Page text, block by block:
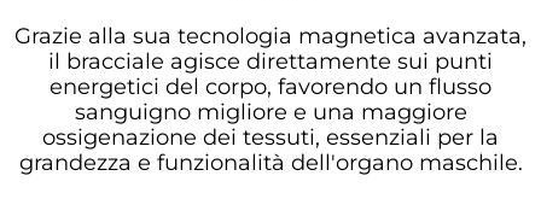
Grazie alla sua tecnologia magnetica avanzata,
il bracciale agisce direttamente sui punti
energetici del corpo, favorendo un flusso
sanguigno migliore e una maggiore
ossigenazione dei tessuti, essenziali per la
grandezza e funzionalità dell'organo maschile.